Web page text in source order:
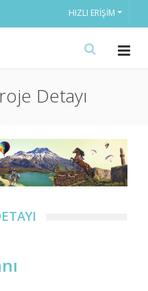
HIZLI ERIŞIM
Detayı